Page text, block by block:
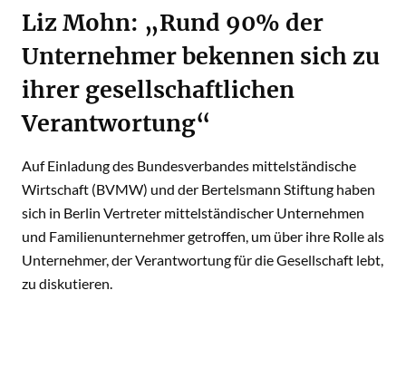
Liz Mohn: „Rund 90% der
Unternehmer bekennen sich zu
ihrer gesellschaftlichen
Verantwortung“
Auf Einladung des Bundesverbandes mittelständische
Wirtschaft (BVMW) und der Bertelsmann Stiftung haben
sich in Berlin Vertreter mittelständischer Unternehmen
und Familienunternehmer getroffen, um über ihre Rolle als
Unternehmer, der Verantwortung für die Gesellschaft lebt,
zu diskutieren.